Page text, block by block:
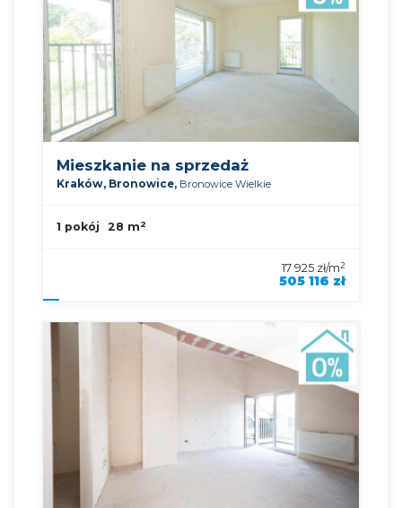
symbol oferty
Mieszkanie na sprzedaż
Kraków, Bronowice, Bronowice Wielkie
1 pokój 28 m2
17 925 zł/m2
505 116 zł